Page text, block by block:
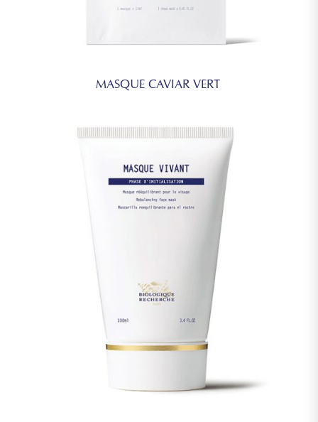
MASQUE CAVIAR VERT